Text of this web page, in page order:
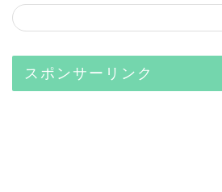
スポンサーリンク